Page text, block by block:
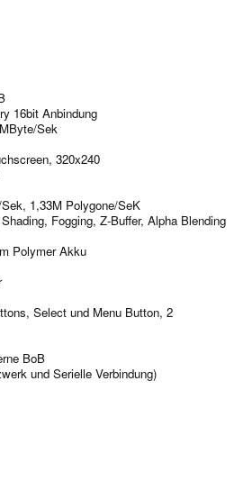
16bit Anbindung
Sek
320x240
1,33M Polygone/SeK
Fogging, Z-Buffer, Alpha Blending
Polymer Akku
Select und Menu Button, 2
BoB
und Serielle Verbindung)